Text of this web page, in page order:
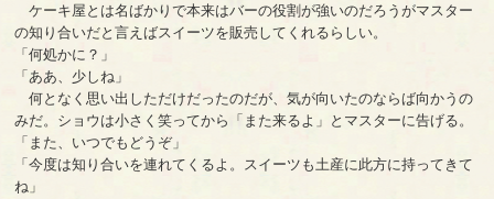
ケーキ屋とは名ばかりで本来はバーの役割が強いのだろうがマスター
の知り合いだと言えばスイーツを販売してくれるらしい。
「何処かに？」
「ああ、少しね」
何となく思い出しただけだったのだが、気が向いたのならば向かうの
みだ。ショウは小さく笑ってから「また来るよ」とマスターに告げる。
「また、いつでもどうぞ」
「今度は知り合いを連れてくるよ。スイーツも土産に此方に持ってきて
ね」